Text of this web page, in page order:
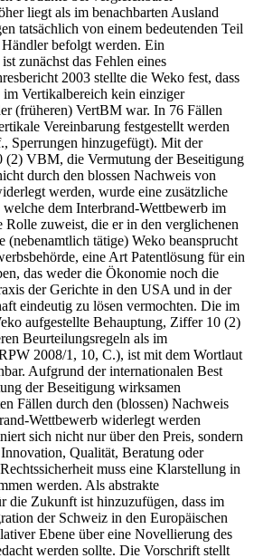
liegt als im benachbarten Ausland
tatsächlich von einem bedeutenden Teil
befolgt werden. Ein
zunächst das Fehlen eines
2003 stellte die Weko fest, dass
Vertikalbereich kein einziger
(früheren) VertBM war. In 76 Fällen
Vereinbarung festgestellt werden
Sperrungen hinzugefügt). Mit der
VBM, die Vermutung der Beseitigung
durch den blossen Nachweis von
werden, wurde eine zusätzliche
dem Interbrand-Wettbewerb im
Rolle zuweist, die er in den verglichenen
(nebenamtlich tätige) Weko beansprucht
eine Art Patentlösung für ein
das weder die Ökonomie noch die
der Gerichte in den USA und in der
eindeutig zu lösen vermochten. Die im
aufgestellte Behauptung, Ziffer 10 (2)
Beurteilungsregeln als im
2008/1, 10, C.), ist mit dem Wortlaut
Aufgrund der internationalen Best
der Beseitigung wirksamen
Fällen durch den (blossen) Nachweis
Wettbewerb widerlegt werden
sich nicht nur über den Preis, sondern
Qualität, Beratung oder
muss eine Klarstellung in
werden. Als abstrakte
die Zukunft ist hinzuzufügen, dass im
der Schweiz in den Europäischen
Ebene über eine Novellierung des
werden sollte. Die Vorschrift stellt